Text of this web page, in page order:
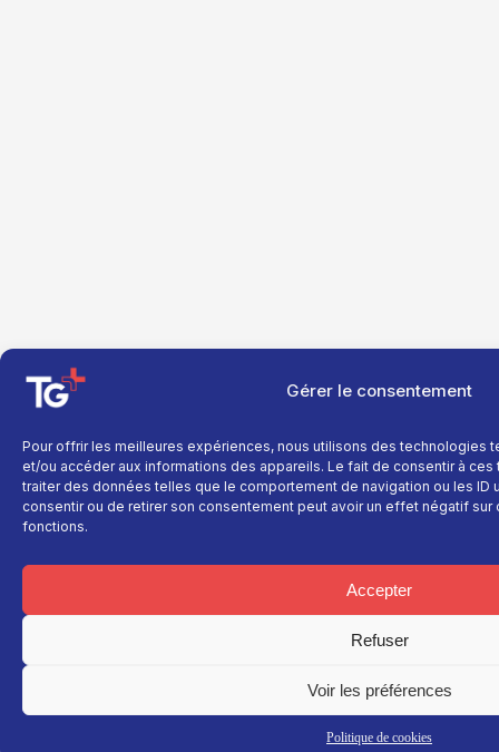
Gérer le consentement
Pour offrir les meilleures expériences, nous utilisons des technologies
et/ou accéder aux informations des appareils. Le fait de consentir à
traiter des données telles que le comportement de navigation ou les ID
consentir ou de retirer son consentement peut avoir un effet négatif
fonctions.
Accepter
Refuser
Voir les préférences
Politique de cookies